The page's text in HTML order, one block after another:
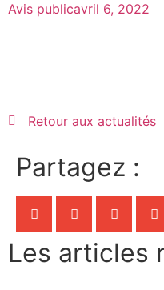
Avis publicavril 6, 2022
Retour aux actualités
Partagez :
Les articles